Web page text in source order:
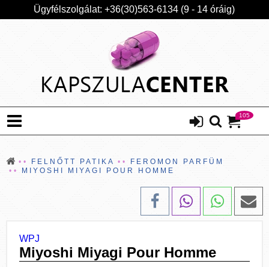
Ügyfélszolgálat: +36(30)563-6134 (9 - 14 óráig)
105
FELNŐTT PATIKA
FEROMON PARFÜM
MIYOSHI MIYAGI POUR HOMME
WPJ
Miyoshi Miyagi Pour Homme